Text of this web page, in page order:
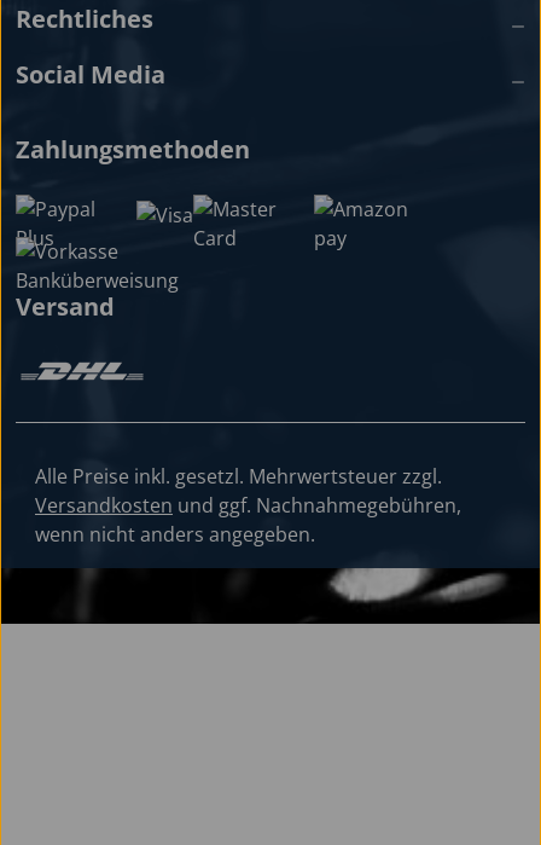
Rechtliches
Social Media
Zahlungsmethoden
Versand
Alle Preise inkl. gesetzl. Mehrwertsteuer zzgl.
Versandkosten und ggf. Nachnahmegebühren,
wenn nicht anders angegeben.